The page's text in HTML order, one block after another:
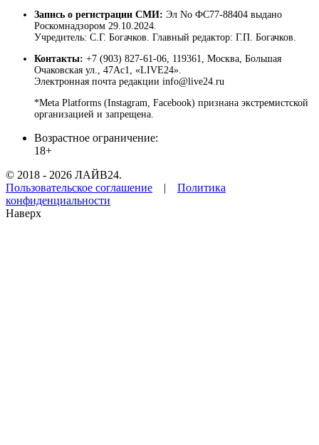
Запись о регистрации СМИ: Эл No ФС77-88404 выдано
Роскомнадзором 29.10.2024.
Учредитель: С.Г. Богачков. Главный редактор: Г.П. Богачков.
Контакты: +7 (903) 827-61-06, 119361, Москва, Большая
Очаковская ул., 47Ас1, «LIVE24».
Электронная почта редакции info@live24.ru
*Meta Platforms (Instagram, Facebook) признана экстремистской
организацией и запрещена.
Возрастное ограничение:
18+
© 2018 - 2026 ЛАЙВ24.
Пользовательское соглашение | Политика
конфиденциальности
Наверх